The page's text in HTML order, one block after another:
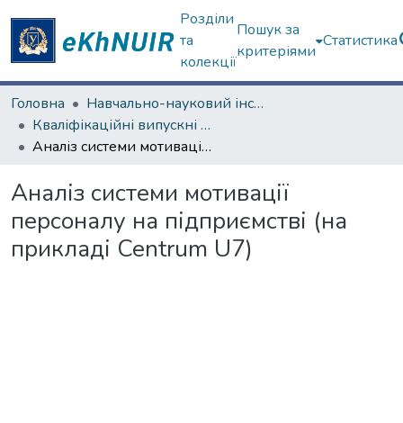
Розділи
та
колекції
Пошук за
критеріями
Статистика
Головна
Навчально-науковий інститут "Каразінська школа бізнесу"
Кваліфікаційні випускні роботи бакалаврів. Навчально-науковий інститут "Каразінська школа бізнесу"
Аналіз системи мотивації персоналу на підприємстві (на прикладі Centrum U7)
Аналіз системи мотивації
персоналу на підприємстві (на
прикладі Centrum U7)